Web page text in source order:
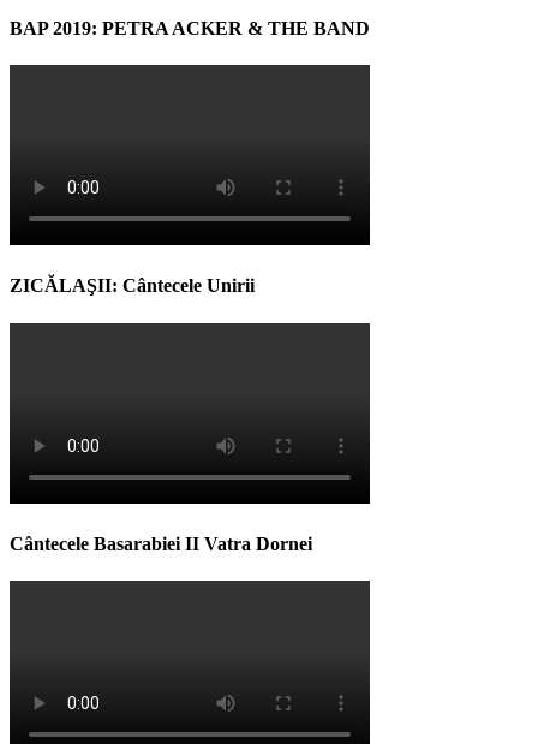
BAP 2019: PETRA ACKER & THE BAND
ZICĂLAŞII: Cântecele Unirii
Cântecele Basarabiei II Vatra Dornei